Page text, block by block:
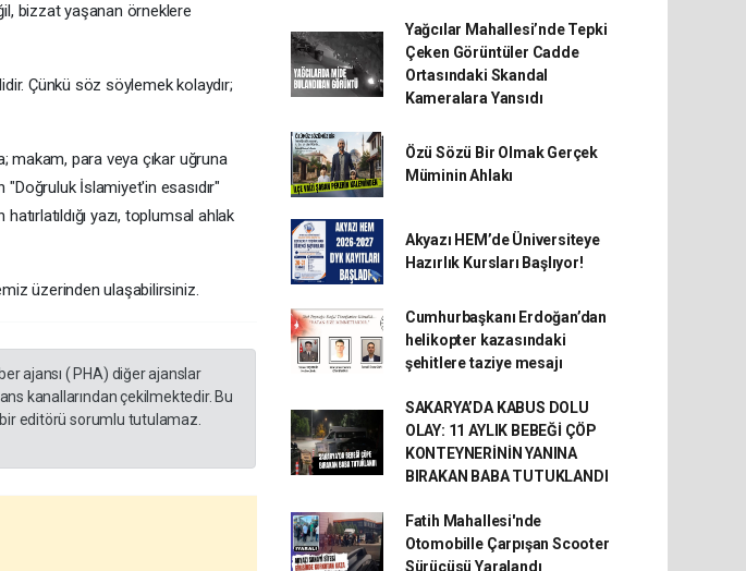
bizzat yaşanan örneklere
Çünkü söz söylemek kolaydır;
makam, para veya çıkar uğruna
İslamiyet'in esasıdır"
yazı, toplumsal ahlak
üzerinden ulaşabilirsiniz.
ajansı ( PHA) diğer ajanslar
kanallarından çekilmektedir. Bu
editörü sorumlu tutulamaz.
Yağcılar Mahallesi’nde Tepki
Çeken Görüntüler Cadde
Ortasındaki Skandal
Kameralara Yansıdı
Özü Sözü Bir Olmak Gerçek
Müminin Ahlakı
Akyazı HEM’de Üniversiteye
Hazırlık Kursları Başlıyor!
Cumhurbaşkanı Erdoğan’dan
helikopter kazasındaki
şehitlere taziye mesajı
SAKARYA’DA KABUS DOLU
OLAY: 11 AYLIK BEBEĞİ ÇÖP
KONTEYNERİNİN YANINA
BIRAKAN BABA TUTUKLANDI
Fatih Mahallesi'nde
Otomobille Çarpışan Scooter
Sürücüsü Yaralandı